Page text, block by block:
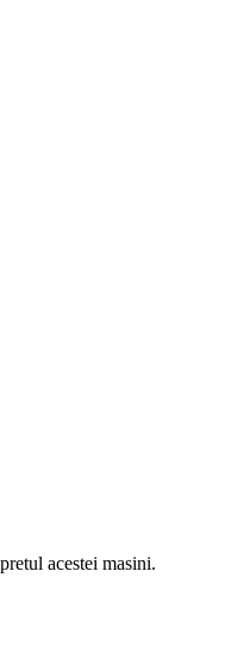
acestei masini.